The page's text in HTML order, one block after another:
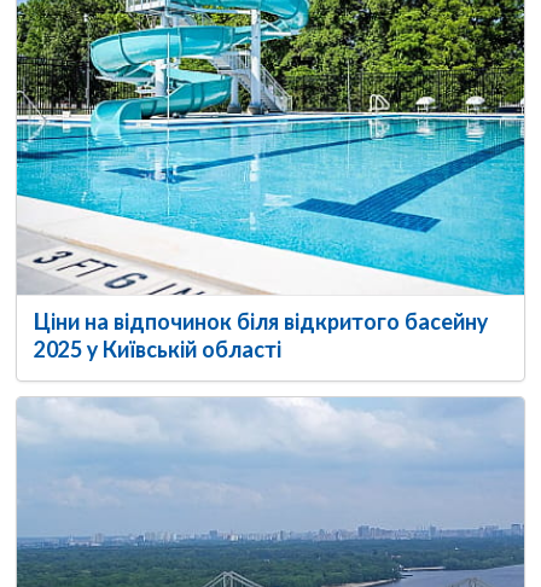
Ціни на відпочинок біля відкритого басейну
2025 у Київській області